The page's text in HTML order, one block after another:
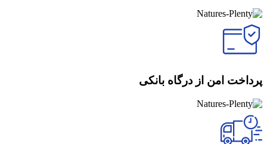
پرداخت امن از درگاه بانکی